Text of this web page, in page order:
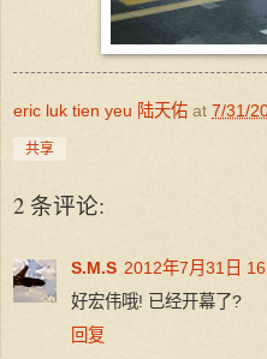
eric luk tien yeu 陆天佑 at 7/31/
共享
2 条评论:
S.M.S 2012年7月31日
好宏伟哦! 已经开幕了?
回复